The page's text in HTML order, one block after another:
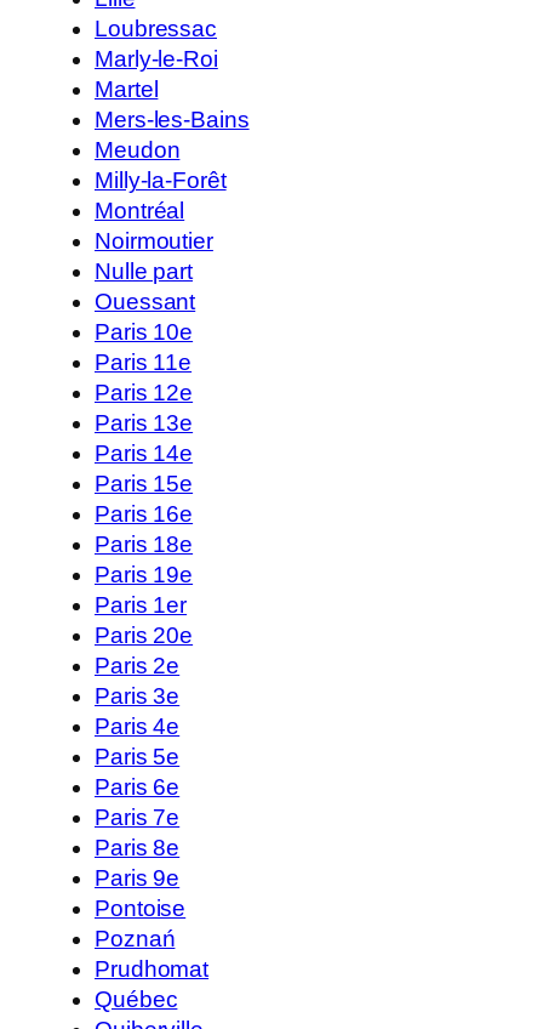
Loubressac
Marly-le-Roi
Martel
Mers-les-Bains
Meudon
Milly-la-Forêt
Montréal
Noirmoutier
Nulle part
Ouessant
Paris 10e
Paris 11e
Paris 12e
Paris 13e
Paris 14e
Paris 15e
Paris 16e
Paris 18e
Paris 19e
Paris 1er
Paris 20e
Paris 2e
Paris 3e
Paris 4e
Paris 5e
Paris 6e
Paris 7e
Paris 8e
Paris 9e
Pontoise
Poznań
Prudhomat
Québec